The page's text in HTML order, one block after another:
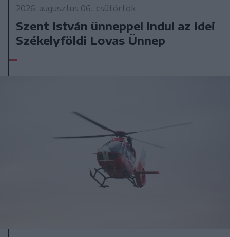
2026. augusztus 06., csütörtök
Szent István ünneppel indul az idei
Székelyföldi Lovas Ünnep